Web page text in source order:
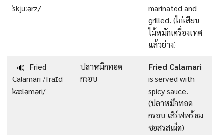
ˈskjuːərz/
marinated and
grilled. (ไก่เสียบ
ไม้หมักเครื่องเทศ
แล้วย่าง)
🔊 Fried
Calamari /fraɪd
ˈkæləməri/
ปลาหมึกทอด
กรอบ
Fried Calamari
is served with
spicy sauce.
(ปลาหมึกทอด
กรอบ เสิร์ฟพร้อม
ซอสรสเผ็ด)